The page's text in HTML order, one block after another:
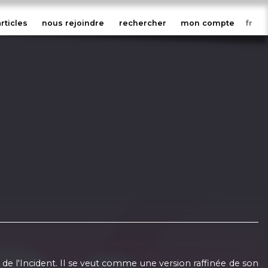
nous rejoindre rechercher mon compte
l'Incident. Il se veut comme une version raffinée de son